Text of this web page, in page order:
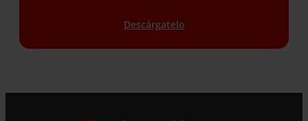
Descárgatelo